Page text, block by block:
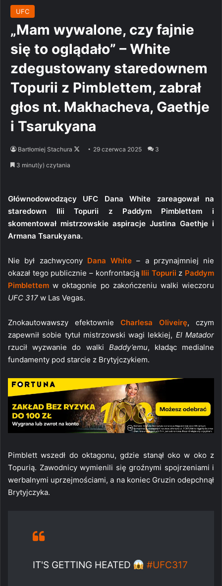
UFC
„Mam wywalone, czy fajnie
się to oglądało” – White
zdegustowany staredownem
Topurii z Pimblettem, zabrał
głos nt. Makhacheva, Gaethje
i Tsarukyana
Bartłomiej Stachura
Follow29 czerwca 2025 3
3 minut(y) czytania
Głównodowodzący UFC Dana White zareagował na
staredown Ilii Topurii z Paddym Pimblettem i
skomentował mistrzowskie aspiracje Justina Gaethje i
Armana Tsarukyana.
Nie był zachwycony Dana White – a przynajmniej nie
okazał tego publicznie – konfrontacją Ilii Topurii z Paddym
Pimblettem w oktagonie po zakończeniu walki wieczoru
UFC 317 w Las Vegas.
Znokautowawszy efektownie Charlesa Oliveirę, czym
zapewnił sobie tytuł mistrzowski wagi lekkiej, El Matador
rzucił wyzwanie do walki Baddy’emu, kładąc medialne
fundamenty pod starcie z Brytyjczykiem.
Pimblett wszedł do oktagonu, gdzie stanął oko w oko z
Topurią. Zawodnicy wymienili się groźnymi spojrzeniami i
werbalnymi uprzejmościami, a na koniec Gruzin odepchnął
Brytyjczyka.
IT'S GETTING HEATED #UFC317